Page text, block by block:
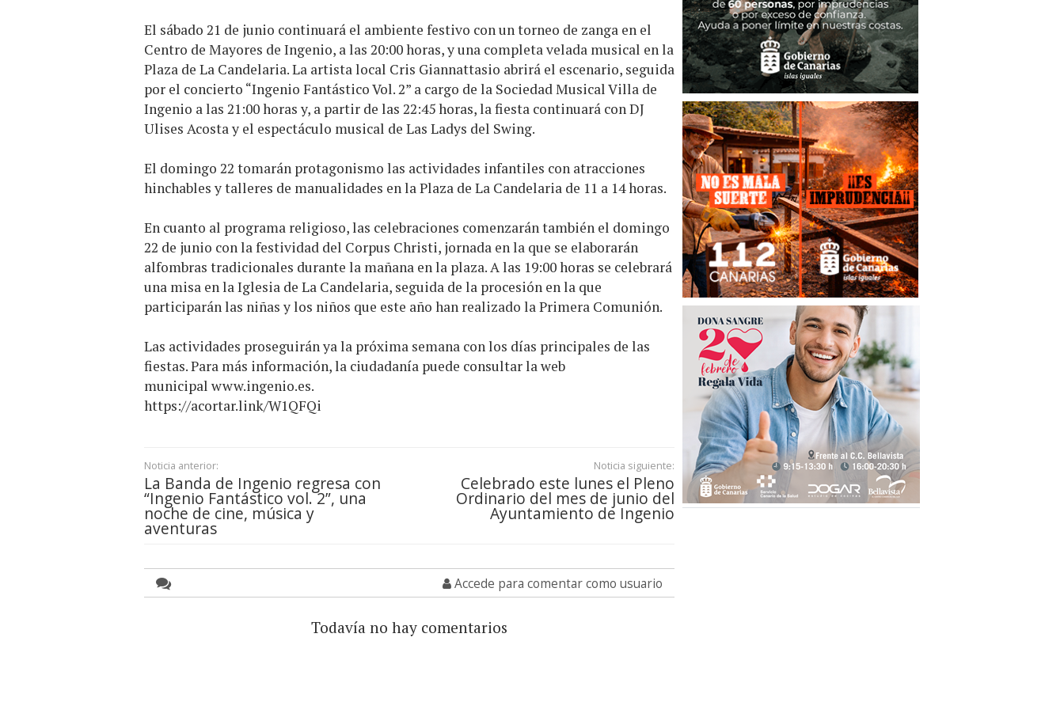
El sábado 21 de junio continuará el ambiente festivo con un torneo de zanga en el
Centro de Mayores de Ingenio, a las 20:00 horas, y una completa velada musical en la
Plaza de La Candelaria. La artista local Cris Giannattasio abrirá el escenario, seguida
por el concierto “Ingenio Fantástico Vol. 2” a cargo de la Sociedad Musical Villa de
Ingenio a las 21:00 horas y, a partir de las 22:45 horas, la fiesta continuará con DJ
Ulises Acosta y el espectáculo musical de Las Ladys del Swing.
El domingo 22 tomarán protagonismo las actividades infantiles con atracciones
hinchables y talleres de manualidades en la Plaza de La Candelaria de 11 a 14 horas.
En cuanto al programa religioso, las celebraciones comenzarán también el domingo
22 de junio con la festividad del Corpus Christi, jornada en la que se elaborarán
alfombras tradicionales durante la mañana en la plaza. A las 19:00 horas se celebrará
una misa en la Iglesia de La Candelaria, seguida de la procesión en la que
participarán las niñas y los niños que este año han realizado la Primera Comunión.
Las actividades proseguirán ya la próxima semana con los días principales de las
fiestas. Para más información, la ciudadanía puede consultar la web
municipal www.ingenio.es.
https://acortar.link/W1QFQi
Noticia anterior:
La Banda de Ingenio regresa con
“Ingenio Fantástico vol. 2”, una
noche de cine, música y
aventuras
Noticia siguiente:
Celebrado este lunes el Pleno
Ordinario del mes de junio del
Ayuntamiento de Ingenio
Accede para comentar como usuario
Todavía no hay comentarios